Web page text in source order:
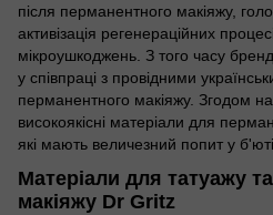
після перманентного макіяжу,
активізація регенераційних
мікроушкоджень. З того часу
у співпраці з провідними
перманентного макіяжу. Згодом
високоякісні матеріали для
які мають величезний попит у б'юті-
Матеріали для татуажу
макіяжу Dr Gritz